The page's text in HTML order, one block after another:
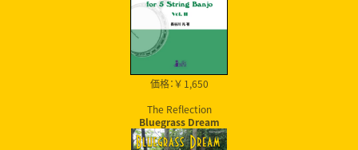
価格：￥ 1,650
The Reflection
Bluegrass Dream